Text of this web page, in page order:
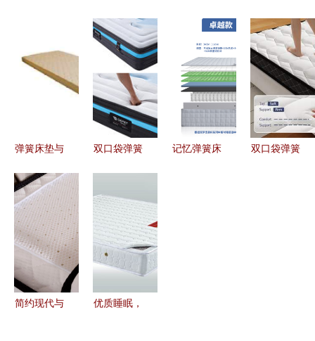
簧床垫的辨
识与养护指
立弹簧 守
护孩子优质
睡眠的黄金
搭档
经济与质量
双赢之选
弹簧床垫的
核心伙伴与
产业链接桥
弹簧床垫与
垫 舒适与
支撑的完美
融合
双口袋弹簧
结合 睡眠
品质的革命
记忆弹簧床
双口袋弹簧
简约现代与
优质睡眠，